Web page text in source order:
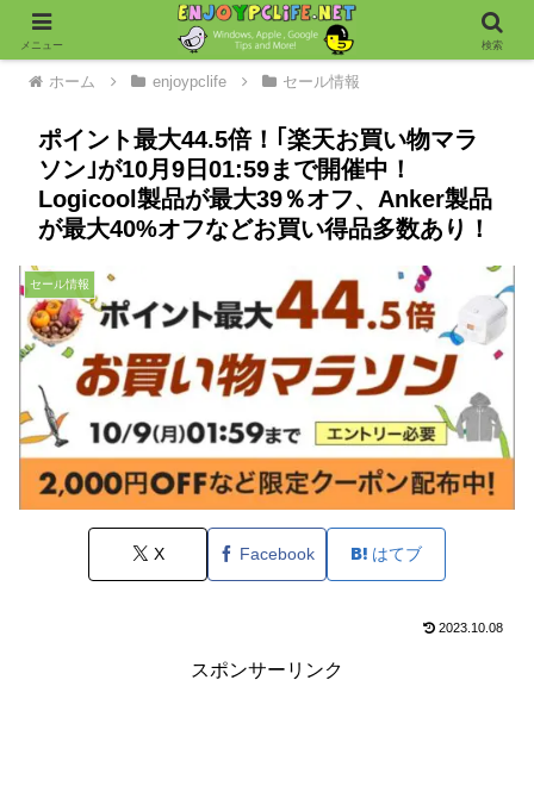
ホーム enjoypclife セール情報
ポイント最大44.5倍！｢楽天お買い物マラ
ソン｣が10月9日01:59まで開催中！
Logicool製品が最大39％オフ、Anker製品
が最大40%オフなどお買い得品多数あり！
セール情報
X Facebook はてブ
2023.10.08
スポンサーリンク
メニュー 検索